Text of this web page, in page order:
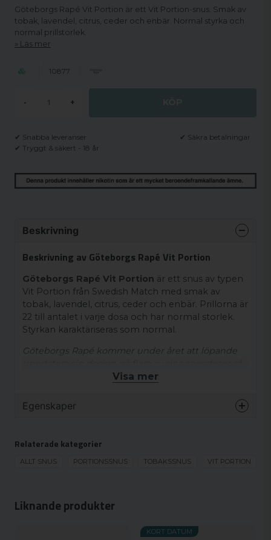
Göteborgs Rapé Vit Portion är ett Vit Portion-snus. Smak av
tobak, lavendel, citrus, ceder och enbär. Normal styrka och
normal prillstorlek.
Läs mer
10877
- +
✔ Snabba leveranser
✔ Säkra betalningar
✔ Tryggt & säkert - 18 år
Liknande produkter
KORT DATUM
Beskrivning
Beskrivning av Göteborgs Rapé Vit Portion
Göteborgs Rapé Vit Portion är ett snus av typen
Vit Portion från Swedish Match med smak av
tobak, lavendel, citrus, ceder och enbär. Prillorna är
22 till antalet i varje dosa och har normal storlek.
Styrkan karaktäriseras som normal.
Göteborgs Rapé kommer under året att löpande
båda designer kan förekomma under en
Ingredienser:
fuktighetsbevarande medel (E1520),
surhetsreglerande medel (E500), aromer inklusive
Visa mer
Egenskaper
Smak
Format
Normal
Produkttyp
7.2 mg/portion
Relaterade kategorier
ALLT SNUS PORTIONSSNUS TOBAKSSNUS VIT PORTION